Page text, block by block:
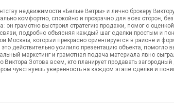
недвижимости «Белые Ветры» и лично брокеру
комфортно, спокойно и прозрачно для всех сторон,
он грамотно выстроил стратегию продажи, помог с
подробно объясняя каждый шаг сделки простым и
Москвы, который прекрасно ориентируется в районе и
действительно усилило презентацию объекта, помогло
маркетинг и грамотная подача материала явно
Виктора Зотова всем, кто планирует продавать
чувствуешь уверенность на каждом этапе сделки и